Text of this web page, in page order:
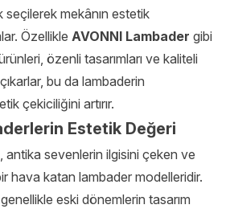
seçilerek mekânın estetik
Özellikle AVONNI Lambader gibi
özenli tasarımları ve kaliteli
bu da lambaderin
çekiciliğini artırır.
Estetik Değeri
, antika sevenlerin ilgisini çeken ve
hava katan lambader modelleridir.
eski dönemlerin tasarım